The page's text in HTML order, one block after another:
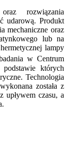
rozwiązania
udarową. Produkt
mechaniczne oraz
lub na
lampy
w Centrum
których
Technologia
została z
upływem czasu, a